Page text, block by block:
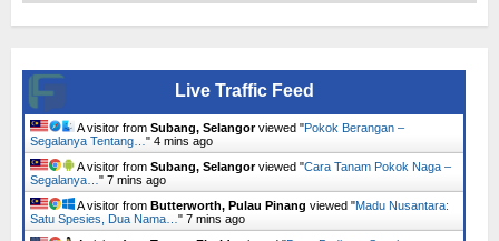
Live Traffic Feed
A visitor from Subang, Selangorviewed "Pokok Berangan –
Segalanya Tentang… " 4 mins ago
A visitor from Subang, Selangorviewed "Cara Tanam Pokok Naga –
Segalanya… " 7 mins ago
A visitor from Butterworth, Pulau Pinang viewed "Madu Nusantara:
Satu Spesies, Dua Nama… " 7 mins ago